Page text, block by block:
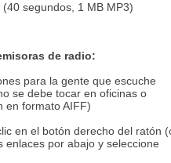
(40 segundos, 1 MB MP3)
de radio:
para la gente que escuche
se debe tocar en oficinas o
en formato AIFF)
en el botón derecho del ratón
enlaces por abajo y seleccione